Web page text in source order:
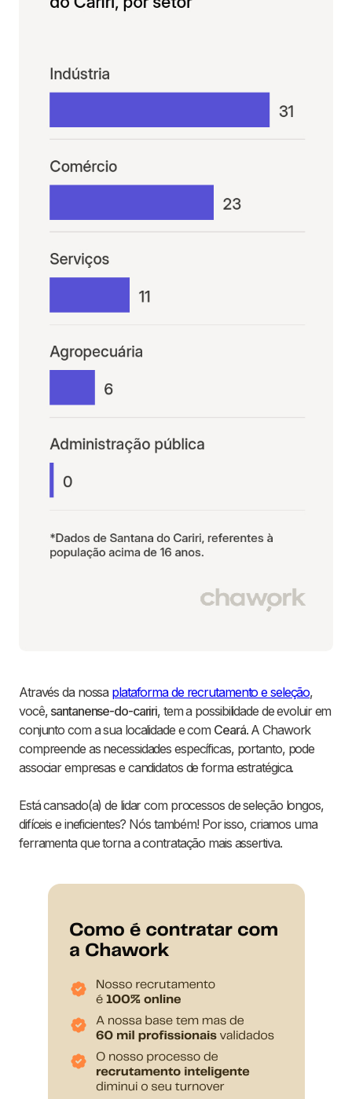
Através da nossa plataforma de recrutamento e seleção,
você, santanense-do-cariri, tem a possibilidade de evoluir em
conjunto com a sua localidade e com Ceará. A Chawork
compreende as necessidades específicas, portanto, pode
associar empresas e candidatos de forma estratégica.
Está cansado(a) de lidar com processos de seleção longos,
difíceis e ineficientes? Nós também! Por isso, criamos uma
ferramenta que torna a contratação mais assertiva.